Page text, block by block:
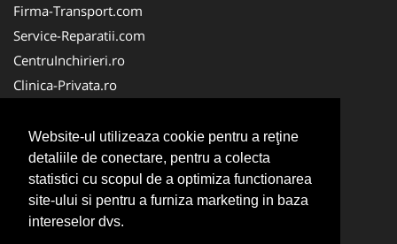
Website-ul utilizeaza cookie pentru a reţine
detaliile de conectare, pentru a colecta
statistici cu scopul de a optimiza functionarea
site-ului si pentru a furniza marketing in baza
intereselor dvs.
Firma-Transport.com
Service-Reparatii.com
CentruInchirieri.ro
Clinica-Privata.ro
Servicii-DDD.com
Birouri-Cadastru.ro
Centru-Copiere.ro
CramaVinuri.ro